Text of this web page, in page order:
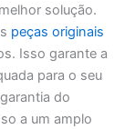
solução.
peças originais
Isso garante a
para o seu
do
a um amplo